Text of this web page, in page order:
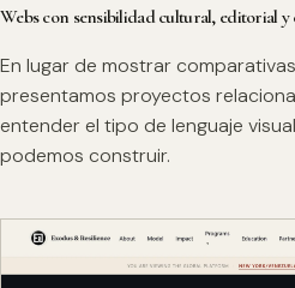
Webs con sensibilidad cultural, editorial y
En lugar de mostrar
presentamos proyectos
entender el tipo de lenguaje
podemos construir.